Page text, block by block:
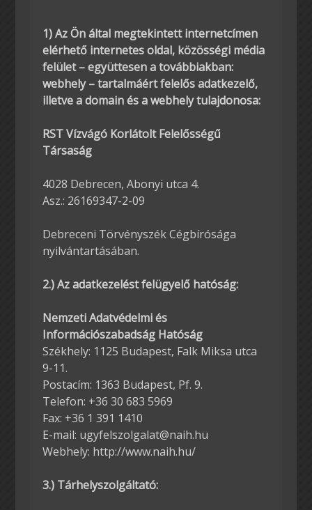
1) Az Ön által megtekintett internetcímen
elérhető internetes oldal, közösségi média
felület – együttesen a továbbiakban:
webhely – tartalmáért felelős adatkezelő,
illetve a domain és a webhely tulajdonosa:
RST Vízvágó Korlátolt Felelősségű
Társaság
4028 Debrecen, Abonyi utca 4.
Asz.: 26169347-2-09
Debreceni Törvényszék Cégbírósága
nyilvántartásában.
2.) Az adatkezelést felügyelő hatóság:
Nemzeti Adatvédelmi és
Információszabadság Hatóság
Székhely: 1125 Budapest, Falk Miksa utca
9-11.
Postacím: 1363 Budapest, Pf. 9.
Telefon: +36 30 683 5969
Fax: +36 1 391 1410
E-mail: ugyfelszolgalat@naih.hu
Webhely: http://www.naih.hu/
3.) Tárhelyszolgáltató: